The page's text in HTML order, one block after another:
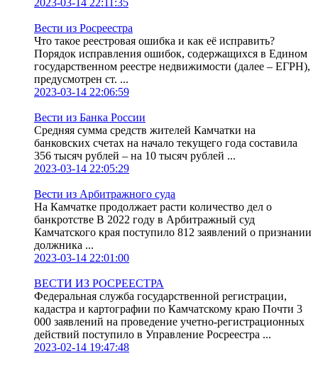
2023-03-14 22:11:35
Вести из Росреестра
Что такое реестровая ошибка и как её исправить?
Порядок исправления ошибок, содержащихся в Едином
государственном реестре недвижимости (далее – ЕГРН),
предусмотрен ст. ...
2023-03-14 22:06:59
Вести из Банка России
Средняя сумма средств жителей Камчатки на
банковских счетах на начало текущего года составила
356 тысяч рублей – на 10 тысяч рублей ...
2023-03-14 22:05:29
Вести из Арбитражного суда
На Камчатке продолжает расти количество дел о
банкротстве В 2022 году в Арбитражный суд
Камчатского края поступило 812 заявлений о признании
должника ...
2023-03-14 22:01:00
ВЕСТИ ИЗ РОСРЕЕСТРА
Федеральная служба государственной регистрации,
кадастра и картографии по Камчатскому краю Почти 3
000 заявлений на проведение учетно-регистрационных
действий поступило в Управление Росреестра ...
2023-02-14 19:47:48